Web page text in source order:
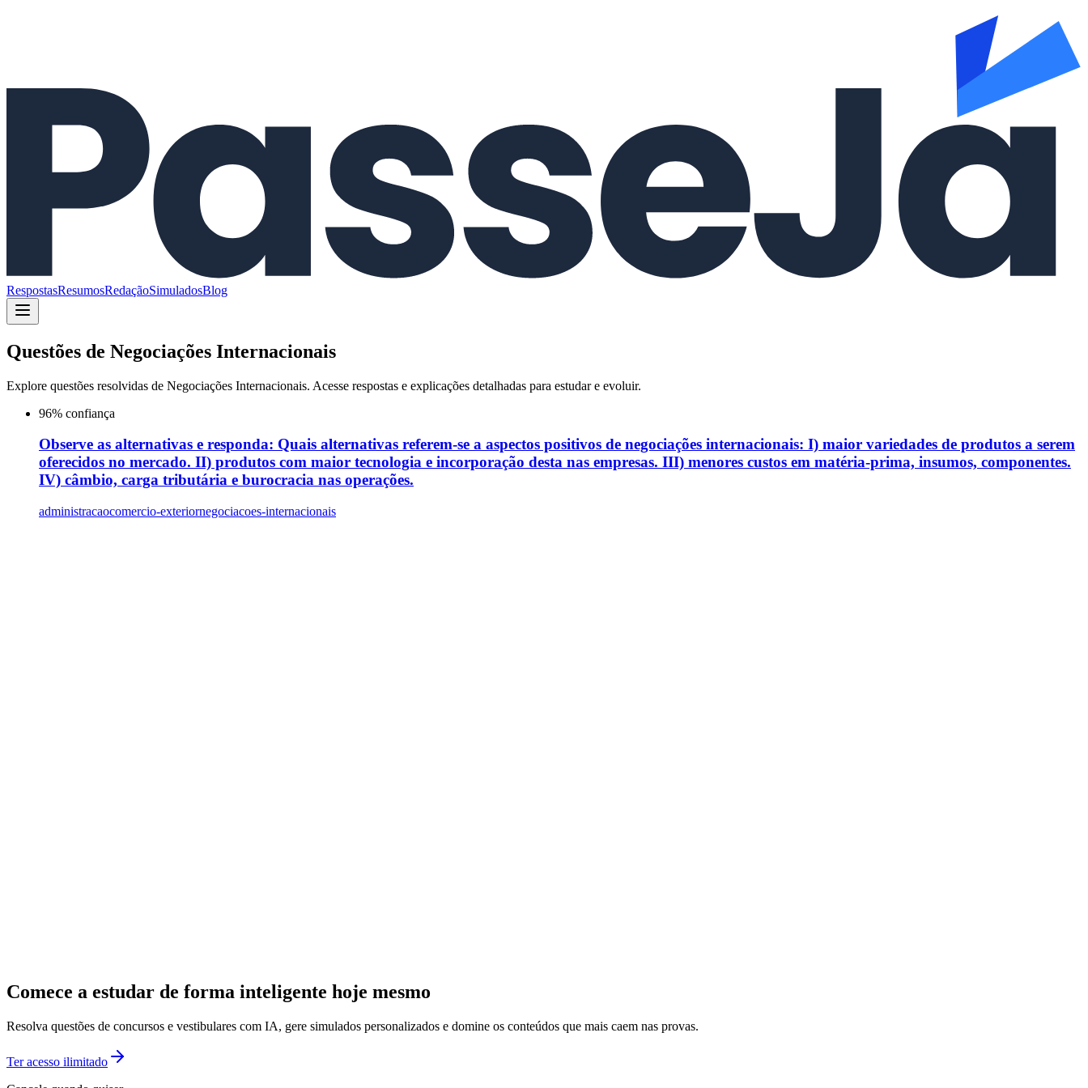
RespostasResumosRedaçãoSimuladosBlog
Questões de Negociações Internacionais
Explore questões resolvidas de Negociações Internacionais. Acesse respostas e explicações detalhadas para estudar e evoluir.
96% confiança
Observe as alternativas e responda: Quais alternativas referem-se a aspectos positivos de negociações internacionais: I) maior variedades de produtos a serem
oferecidos no mercado. II) produtos com maior tecnologia e incorporação desta nas empresas. III) menores custos em matéria-prima, insumos, componentes.
IV) câmbio, carga tributária e burocracia nas operações.
administracaocomercio-exteriornegociacoes-internacionais
Comece a estudar de forma inteligente hoje mesmo
Resolva questões de concursos e vestibulares com IA, gere simulados personalizados e domine os conteúdos que mais caem nas provas.
Ter acesso ilimitado